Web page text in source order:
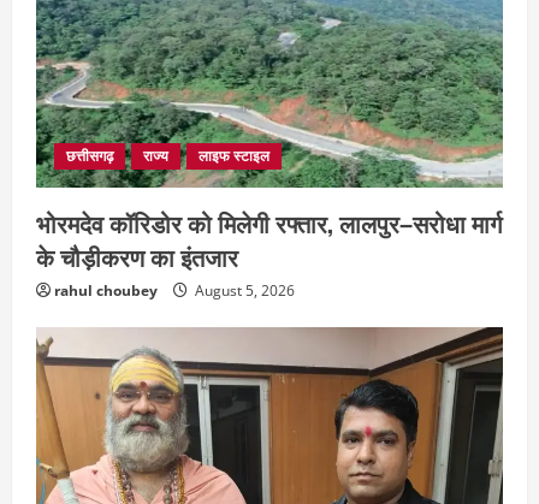
छत्तीसगढ़ राज्य लाइफ स्टाइल
भोरमदेव कॉरिडोर को मिलेगी रफ्तार, लालपुर–सरोधा मार्ग
के चौड़ीकरण का इंतजार
rahul choubey August 5, 2026